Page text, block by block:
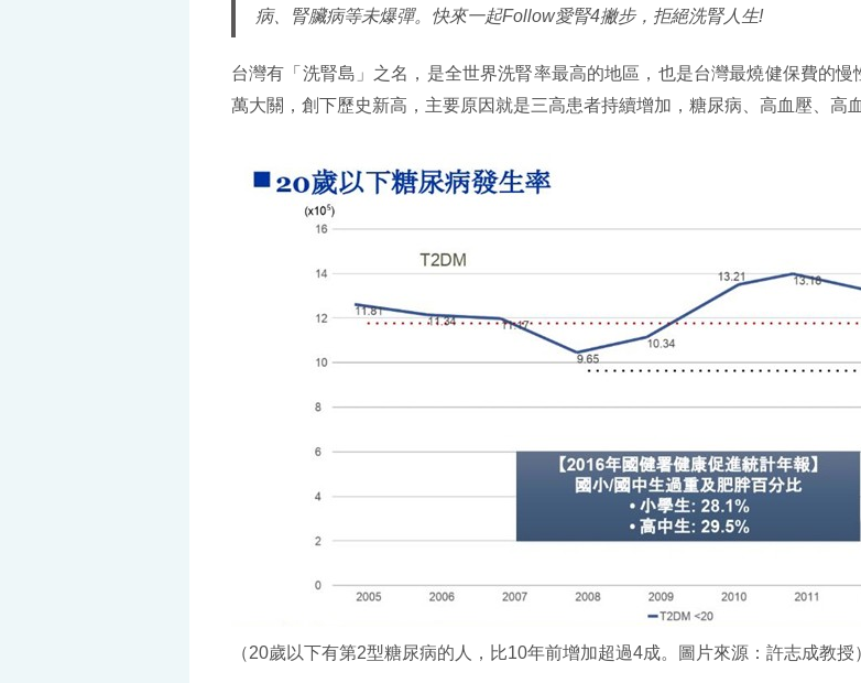
病、腎臟病等未爆彈。快來一起Follow愛腎4撇步，拒絕洗腎人生!
台灣有「洗腎島」之名，是全世界洗腎率最高的地區，也是台灣最燒健保費的
萬大關，創下歷史新高，主要原因就是三高患者持續增加，糖尿病、高血壓、高
（20歲以下有第2型糖尿病的人，比10年前增加超過4成。圖片來源：許志成教授）